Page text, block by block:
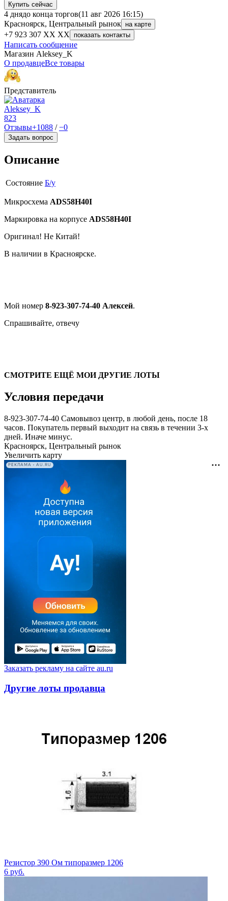
Купить сейчас
4 днядо конца торгов(11 авг 2026 16:15)
Красноярск, Центральный рынок на карте
+7 923 307 XX XX показать контакты
Написать сообщение
Магазин Aleksey_K
О продавцеВсе товары
Представитель
Aleksey_K
823
Отзывы+1088 /−0
Задать вопрос
Описание
Состояние Б/у
Микросхема ADS58H40I
Маркировка на корпусе ADS58H40I
Оригинал! Не Китай!
В наличии в Красноярске.
Мой номер 8-923-307-74-40 Алексей.
Спрашивайте, отвечу
СМОТРИТЕ ЕЩЁ МОИ ДРУГИЕ ЛОТЫ
Условия передачи
8-923-307-74-40 Самовывоз центр, в любой день, после 18
часов. Покупатель первый выходит на связь в течении 3-х
дней. Иначе минус.
Красноярск, Центральный рынок
Увеличить карту
РЕКЛАМА • AU.RU
Заказать рекламу на сайте au.ru
Другие лоты продавца
Резистор 390 Ом типоразмер 1206
6 руб.